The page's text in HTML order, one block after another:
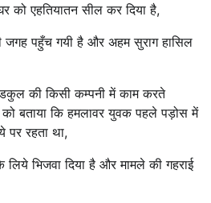
को एहतियातन सील कर दिया है,
जगह पहुँच गयी है और अहम सुराग हासिल
की किसी कम्पनी में काम करते
बताया कि हमलावर युवक पहले पड़ोस में
पर रहता था,
लिये भिजवा दिया है और मामले की गहराई